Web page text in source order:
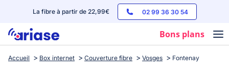
La fibre à partir de 22,99€ 02 99 36 30 54
Bons plans
Box internet
Accueil Box internet Couverture fibre Vosges Fontenay